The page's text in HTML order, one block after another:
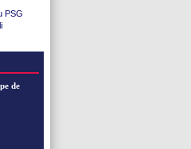
PSG
de